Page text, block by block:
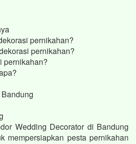
pernikahan?
pernikahan?
pernikahan?
Wedding Decorator di Bandung
mempersiapkan pesta pernikahan